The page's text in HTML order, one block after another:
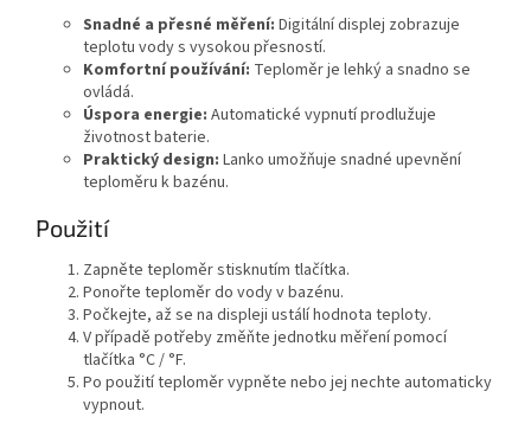
Snadné a přesné měření: Digitální displej zobrazuje
teplotu vody s vysokou přesností.
Komfortní používání: Teploměr je lehký a snadno se
ovládá.
Úspora energie: Automatické vypnutí prodlužuje
životnost baterie.
Praktický design: Lanko umožňuje snadné upevnění
teploměru k bazénu.
Použití
Zapněte teploměr stisknutím tlačítka.
Ponořte teploměr do vody v bazénu.
Počkejte, až se na displeji ustálí hodnota teploty.
V případě potřeby změňte jednotku měření pomocí
tlačítka °C / °F.
Po použití teploměr vypněte nebo jej nechte automaticky
vypnout.